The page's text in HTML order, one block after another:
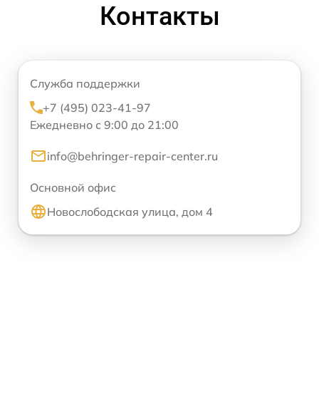
Контакты
Служба поддержки
+7 (495) 023-41-97
Ежедневно с 9:00 до 21:00
info@behringer-repair-center.ru
Основной офис
Новослободская улица, дом 4